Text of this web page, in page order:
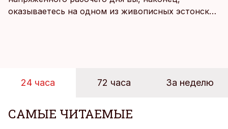
оказываетесь на одном из живописных эстонских
24 часа 72 часа За неделю
САМЫЕ ЧИТАЕМЫЕ